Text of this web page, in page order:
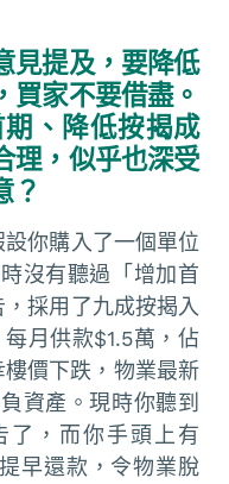
見提及，要降低
買家不要借盡。
、降低按揭成
理，似乎也深受
？
你購入了一個單位
沒有聽過「增加首
採用了九成按揭入
月供款$1.5萬，佔
價下跌，物業最新
資產。現時你聽到
了，而你手頭上有
早還款，令物業脫